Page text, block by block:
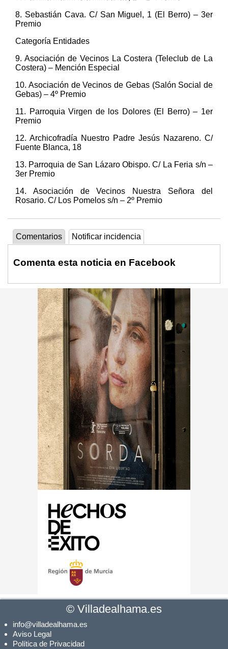
8. Sebastián Cava. C/ San Miguel, 1 (El Berro) – 3er
Premio
Categoría Entidades
9. Asociación de Vecinos La Costera (Teleclub de La
Costera) – Mención Especial
10. Asociación de Vecinos de Gebas (Salón Social de
Gebas) – 4º Premio
11. Parroquia Virgen de los Dolores (El Berro) – 1er
Premio
12. Archicofradía Nuestro Padre Jesús Nazareno. C/
Fuente Blanca, 18
13. Parroquia de San Lázaro Obispo. C/ La Feria s/n –
3er Premio
14. Asociación de Vecinos Nuestra Señora del
Rosario. C/ Los Pomelos s/n – 2º Premio
Comentarios Notificar incidencia
Comenta esta noticia en Facebook
© Villadealhama.es
info@villadealhama.es
Aviso Legal
Política de Privacidad